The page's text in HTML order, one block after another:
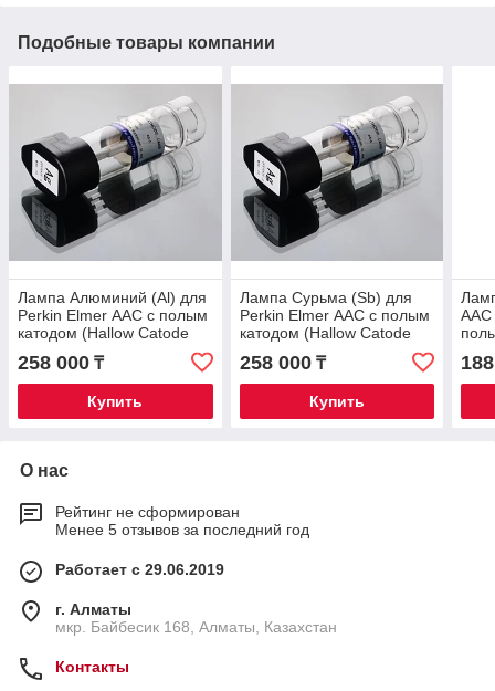
Подобные товары компании
Лампа Алюминий (Al) для
Perkin Elmer ААС с полым
катодом (Hallow Catode
258 000 ₸
Купить
Лампа Сурьма (Sb) для
Perkin Elmer ААС с полым
катодом (Hallow Catode
258 000₸
Купить
ААС
О нас
Рейтинг не сформирован
Менее 5 отзывов за последний год
Работает с 29.06.2019
г. Алматы
мкр. Байбесик 168, Алматы, Казахстан
Контакты